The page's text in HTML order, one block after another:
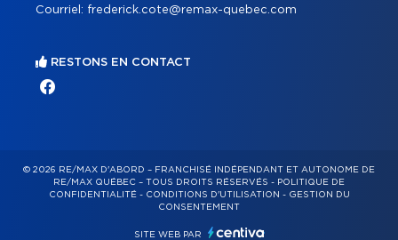
Courriel: frederick.cote@remax-quebec.com
RESTONS EN CONTACT
© 2026 RE/MAX D'ABORD – FRANCHISÉ INDÉPENDANT ET AUTONOME DE
RE/MAX QUÉBEC – TOUS DROITS RÉSERVÉS - POLITIQUE DE
CONFIDENTIALITÉ- CONDITIONS D'UTILISATION - GESTION DU
CONSENTEMENT
SITE WEB PAR